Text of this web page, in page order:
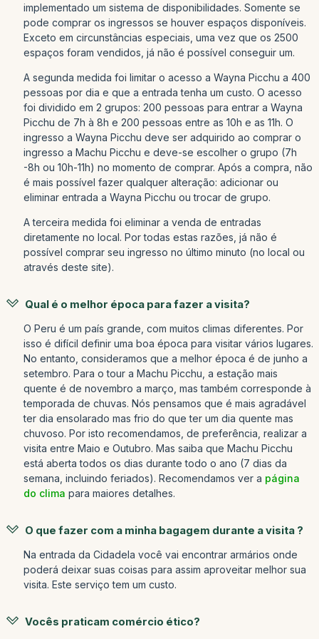
implementado um sistema de disponibilidades. Somente se
pode comprar os ingressos se houver espaços disponíveis.
Exceto em circunstâncias especiais, uma vez que os 2500
espaços foram vendidos, já não é possível conseguir um.
A segunda medida foi limitar o acesso a Wayna Picchu a 400
pessoas por dia e que a entrada tenha um custo. O acesso
foi dividido em 2 grupos: 200 pessoas para entrar a Wayna
Picchu de 7h à 8h e 200 pessoas entre as 10h e as 11h. O
ingresso a Wayna Picchu deve ser adquirido ao comprar o
ingresso a Machu Picchu e deve-se escolher o grupo (7h
-8h ou 10h-11h) no momento de comprar. Após a compra, não
é mais possível fazer qualquer alteração: adicionar ou
eliminar entrada a Wayna Picchu ou trocar de grupo.
A terceira medida foi eliminar a venda de entradas
diretamente no local. Por todas estas razões, já não é
possível comprar seu ingresso no último minuto (no local ou
através deste site).
Qual é o melhor época para fazer a visita?
O Peru é um país grande, com muitos climas diferentes. Por
isso é difícil definir uma boa época para visitar vários lugares.
No entanto, consideramos que a melhor época é de junho a
setembro. Para o tour a Machu Picchu, a estação mais
quente é de novembro a março, mas também corresponde à
temporada de chuvas. Nós pensamos que é mais agradável
ter dia ensolarado mas frio do que ter um dia quente mas
chuvoso. Por isto recomendamos, de preferência, realizar a
visita entre Maio e Outubro. Mas saiba que Machu Picchu
está aberta todos os dias durante todo o ano (7 dias da
semana, incluindo feriados). Recomendamos ver a página
do clima para maiores detalhes.
O que fazer com a minha bagagem durante a visita ?
Na entrada da Cidadela você vai encontrar armários onde
poderá deixar suas coisas para assim aproveitar melhor sua
visita. Este serviço tem um custo.
Vocês praticam comércio ético?